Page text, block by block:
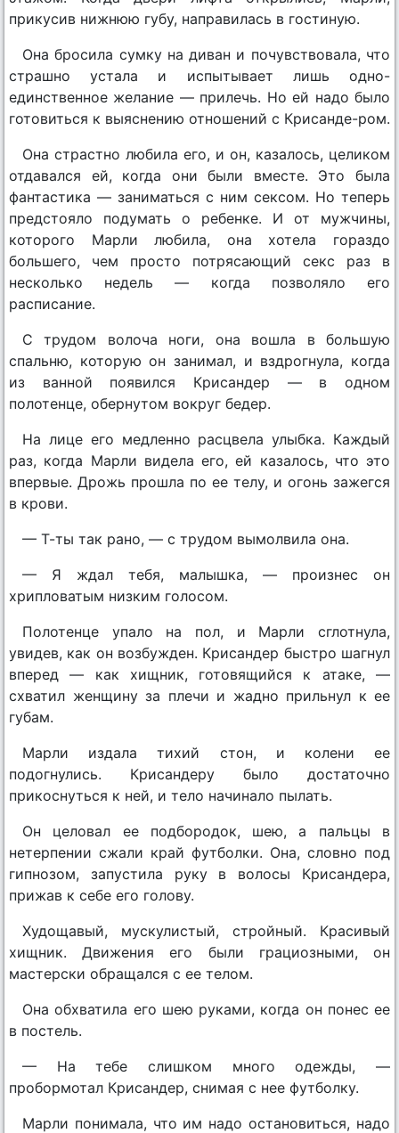
прикусив нижнюю губу, направилась в гостиную.
Она бросила сумку на диван и почувствовала, что
страшно устала и испытывает лишь одно-
единственное желание — прилечь. Но ей надо было
готовиться к выяснению отношений с Крисанде-ром.
Она страстно любила его, и он, казалось, целиком
отдавался ей, когда они были вместе. Это была
фантастика — заниматься с ним сексом. Но теперь
предстояло подумать о ребенке. И от мужчины,
которого Марли любила, она хотела гораздо
большего, чем просто потрясающий секс раз в
несколько недель — когда позволяло его
расписание.
С трудом волоча ноги, она вошла в большую
спальню, которую он занимал, и вздрогнула, когда
из ванной появился Крисандер — в одном
полотенце, обернутом вокруг бедер.
На лице его медленно расцвела улыбка. Каждый
раз, когда Марли видела его, ей казалось, что это
впервые. Дрожь прошла по ее телу, и огонь зажегся
в крови.
— Т-ты так рано, — с трудом вымолвила она.
— Я ждал тебя, малышка, — произнес он
хрипловатым низким голосом.
Полотенце упало на пол, и Марли сглотнула,
увидев, как он возбужден. Крисандер быстро шагнул
вперед — как хищник, готовящийся к атаке, —
схватил женщину за плечи и жадно прильнул к ее
губам.
Марли издала тихий стон, и колени ее
подогнулись. Крисандеру было достаточно
прикоснуться к ней, и тело начинало пылать.
Он целовал ее подбородок, шею, а пальцы в
нетерпении сжали край футболки. Она, словно под
гипнозом, запустила руку в волосы Крисандера,
прижав к себе его голову.
Худощавый, мускулистый, стройный. Красивый
хищник. Движения его были грациозными, он
мастерски обращался с ее телом.
Она обхватила его шею руками, когда он понес ее
в постель.
— На тебе слишком много одежды, —
пробормотал Крисандер, снимая с нее футболку.
Марли понимала, что им надо остановиться, надо